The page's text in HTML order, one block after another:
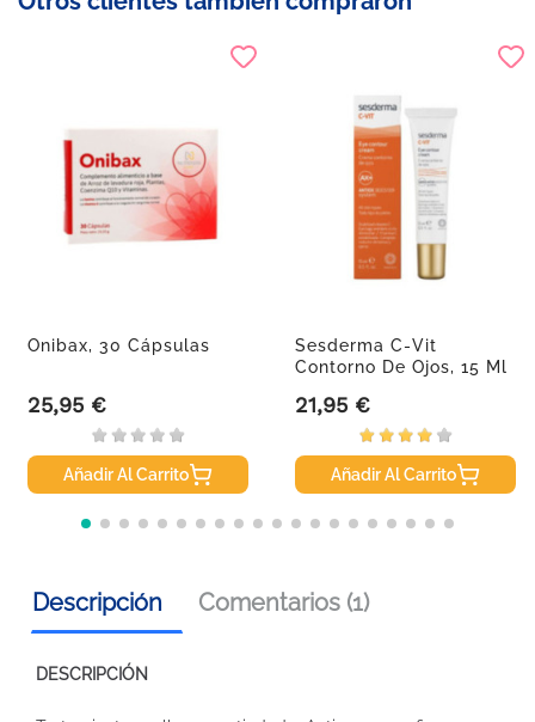
Onibax, 30 Cápsulas
Precio
25,95 €
Añadir Al Carrito
Sesderma C-Vit
Contorno De Ojos, 15 Ml
Precio
21,95 €
Añadir Al Carrito
Descripción Comentarios (1)
DESCRIPCIÓN